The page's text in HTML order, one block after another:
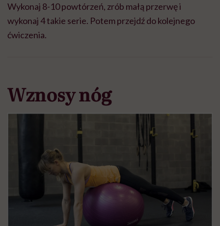
Wykonaj 8-10 powtórzeń, zrób małą przerwę i
wykonaj 4 takie serie. Potem przejdź do kolejnego
ćwiczenia.
Wznosy nóg